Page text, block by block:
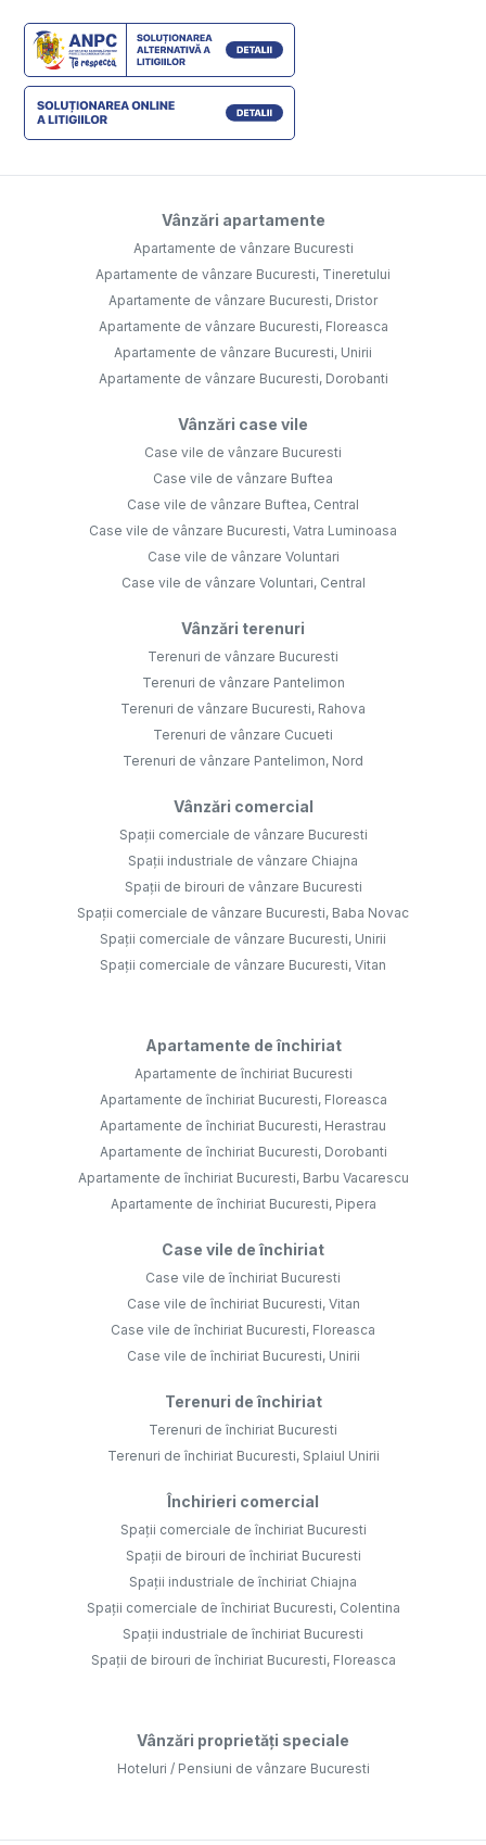
Vânzări apartamente
Apartamente de vânzare Bucuresti
Apartamente de vânzare Bucuresti, Tineretului
Apartamente de vânzare Bucuresti, Dristor
Apartamente de vânzare Bucuresti, Floreasca
Apartamente de vânzare Bucuresti, Unirii
Apartamente de vânzare Bucuresti, Dorobanti
Vânzări case vile
Case vile de vânzare Bucuresti
Case vile de vânzare Buftea
Case vile de vânzare Buftea, Central
Case vile de vânzare Bucuresti, Vatra Luminoasa
Case vile de vânzare Voluntari
Case vile de vânzare Voluntari, Central
Vânzări terenuri
Terenuri de vânzare Bucuresti
Terenuri de vânzare Pantelimon
Terenuri de vânzare Bucuresti, Rahova
Terenuri de vânzare Cucueti
Terenuri de vânzare Pantelimon, Nord
Vânzări comercial
Spații comerciale de vânzare Bucuresti
Spații industriale de vânzare Chiajna
Spații de birouri de vânzare Bucuresti
Spații comerciale de vânzare Bucuresti, Baba Novac
Spații comerciale de vânzare Bucuresti, Unirii
Spații comerciale de vânzare Bucuresti, Vitan
Apartamente de închiriat
Apartamente de închiriat Bucuresti
Apartamente de închiriat Bucuresti, Floreasca
Apartamente de închiriat Bucuresti, Herastrau
Apartamente de închiriat Bucuresti, Dorobanti
Apartamente de închiriat Bucuresti, Barbu Vacarescu
Apartamente de închiriat Bucuresti, Pipera
Case vile de închiriat
Case vile de închiriat Bucuresti
Case vile de închiriat Bucuresti, Vitan
Case vile de închiriat Bucuresti, Floreasca
Case vile de închiriat Bucuresti, Unirii
Terenuri de închiriat
Terenuri de închiriat Bucuresti
Terenuri de închiriat Bucuresti, Splaiul Unirii
Închirieri comercial
Spații comerciale de închiriat Bucuresti
Spații de birouri de închiriat Bucuresti
Spații industriale de închiriat Chiajna
Spații comerciale de închiriat Bucuresti, Colentina
Spații industriale de închiriat Bucuresti
Spații de birouri de închiriat Bucuresti, Floreasca
Vânzări proprietăți speciale
Hoteluri / Pensiuni de vânzare Bucuresti